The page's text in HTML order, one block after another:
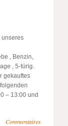
unseres
, Benzin,
, 5-türig.
gekauftes
– 13:00 und
Commentaires